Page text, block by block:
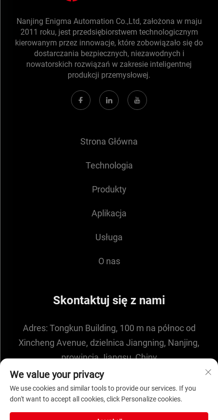
Nanjing Enigma Automation Co.,Ltd, założona w maju
2011 roku, jest przedsiębiorstwem technologicznym
kierowanym przez innowacje, które zobowiązało się do
dostarczania bezpiecznych, niezawodnych i
nowatorskich rozwiązań w zakresie inteligentnej
produkcji przemysłowej.
Strona Główna
Technologia
Produkty
Aplikacja
Usługa
O nas
Skontaktuj się z nami
Adres: Tongkun Building, 100 m na północ od
Xincheng Avenue, dzielnica Jiangning, Nanjing,
prowincja Jiangsu, Chiny
E-mail: [email protected]
We value your privacy
We use cookies and similar tools to provide our services. If you
don't want to accept all cookies, click Personalize cookies.